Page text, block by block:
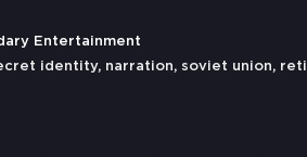
Entertainment
identity, narration, soviet union,